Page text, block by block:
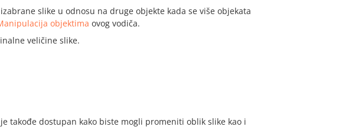
slike u odnosu na druge objekte kada se više objekata
objektima ovog vodiča.
veličine slike.
takođe dostupan kako biste mogli promeniti oblik slike kao i